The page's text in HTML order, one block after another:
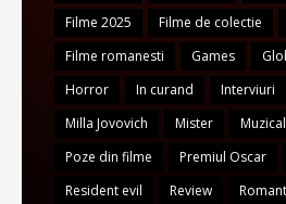
Filme 2025
Filme de colectie
Filme romanesti
Games
Horror
In curand Interviuri
Milla Jovovich
Mister Muzical
Poze din filme
Premiul Oscar
Resident evil
Review